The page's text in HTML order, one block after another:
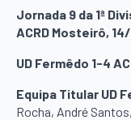
Jornada 9 da 1ª
ACRD Mosteirô,
UD Fermêdo 1-4
Equipa Titular UD
Rocha, André